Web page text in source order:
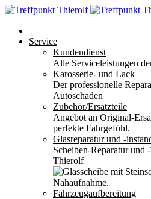
Service
Kundendienst
Alle Serviceleistungen
Karosserie- und Lack
Der professionelle
Autoschaden
Zubehör/Ersatzteile
Angebot an Original-
perfekte Fahrgefühl.
Glasreparatur und -
Scheiben-Reparatur und
Thierolf
Fahrzeugaufbereitung